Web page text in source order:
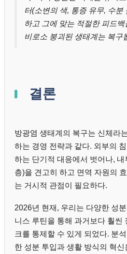
터(소변의 색, 통증 유무, 수분
하고 그에 맞는 적절한 피드
비로소 붕괴된 생태계는 복구
결론
방광염 생태계의 복구는 신체라
하는 경영 전략과 같다. 외부의
하는 단기적 대응에서 벗어나,
층)을 견고히 하고 면역 자원의
는 거시적 관점이 필요하다.
2026년 현재, 우리는 다양한 성
니스 루틴을 통해 과거보다 훨씬
크를 통제할 수 있게 되었다. 분
한 성분 투입과 생활 방식의 혁